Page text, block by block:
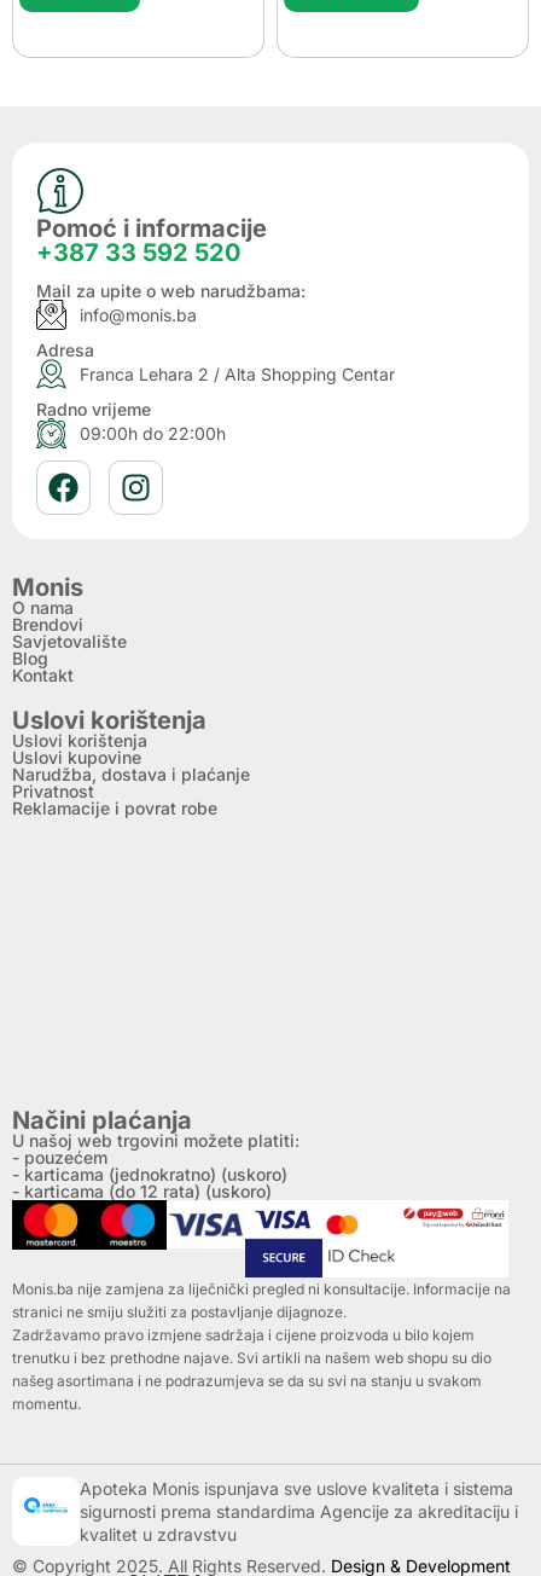
Pomoć i informacije
+387 33 592 520
Mail za upite o web narudžbama:
info@monis.ba
Adresa
Franca Lehara 2 / Alta Shopping Centar
Radno vrijeme
09:00h do 22:00h
Monis
O nama
Brendovi
Savjetovalište
Blog
Kontakt
Uslovi korištenja
Uslovi korištenja
Uslovi kupovine
Narudžba, dostava i plaćanje
Privatnost
Reklamacije i povrat robe
Načini plaćanja
U našoj web trgovini možete platiti:
- pouzećem
- karticama (jednokratno) (uskoro)
- karticama (do 12 rata) (uskoro)
Monis.ba nije zamjena za liječnički pregled ni konsultacije. Informacije na
stranici ne smiju služiti za postavljanje dijagnoze.
Zadržavamo pravo izmjene sadržaja i cijene proizvoda u bilo kojem
trenutku i bez prethodne najave. Svi artikli na našem web shopu su dio
našeg asortimana i ne podrazumjeva se da su svi na stanju u svakom
momentu.
Apoteka Monis ispunjava sve uslove kvaliteta i sistema
sigurnosti prema standardima Agencije za akreditaciju i
kvalitet u zdravstvu
© Copyright 2025. All Rights Reserved. Design & Development